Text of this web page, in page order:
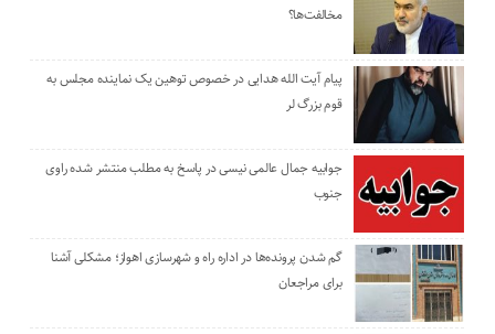
مخالفت‌ها؟
پیام آیت الله هدایی در خصوص توهین یک نماینده مجلس به
قوم بزرگ لر
جوابیه جمال عالمی نیسی در پاسخ به مطلب منتشر شده راوی
جنوب
گم شدن پرونده‌ها در اداره راه و شهرسازی اهواز؛ مشکلی آشنا
برای مراجعان